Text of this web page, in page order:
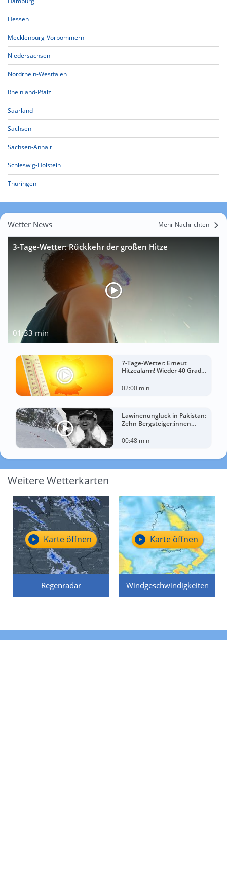
Hessen
Mecklenburg-Vorpommern
Niedersachsen
Nordrhein-Westfalen
Rheinland-Pfalz
Saarland
Sachsen
Sachsen-Anhalt
Schleswig-Holstein
Thüringen
Wetter News Mehr Nachrichten
3-Tage-Wetter: Rückkehr der großen Hitze
01:33 min
7-Tage-Wetter: Erneut
Hitzealarm! Wieder 40 Grad
02:00 min
Lawinenunglück in Pakistan:
Zehn Bergsteiger:innen
00:48 min
Weitere Wetterkarten
Regenradar
Karte öffnen
Windgeschwindigkeiten
Karte öffnen